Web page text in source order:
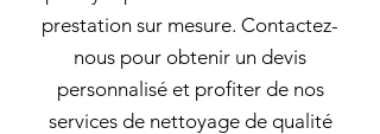
prestation sur mesure. Contactez-
nous pour obtenir un devis
personnalisé et profiter de nos
services de nettoyage de qualité